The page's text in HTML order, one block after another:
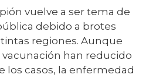
vuelve a ser tema de
debido a brotes
regiones. Aunque
vacunación han reducido
los casos, la enfermedad